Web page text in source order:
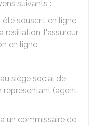
suivants :
été souscrit en ligne
résiliation, l'assureur
en ligne
siège social de
représentant (agent
un commissaire de